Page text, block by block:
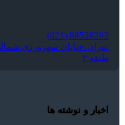
88528263 (021)
طبقه ۲
اخبار و نوشته ها